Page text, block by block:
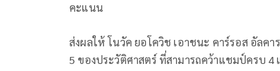
คะแนน
ส่งผลให้ โนวัค ยอโควิช เอาชนะ คาร์รอส อัลค
5 ของประวัติศาสตร์ ที่สามารถคว้าแชมป์ครบ 4